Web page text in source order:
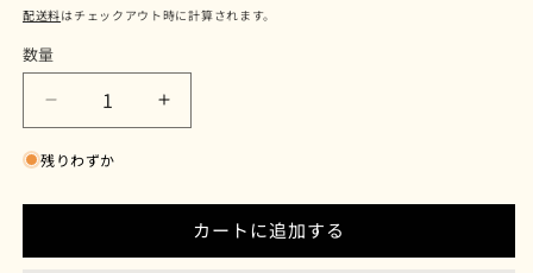
配送料はチェックアウト時に計算されます。
数量
ー
用
シ
用
残りわずか
カートに追加する